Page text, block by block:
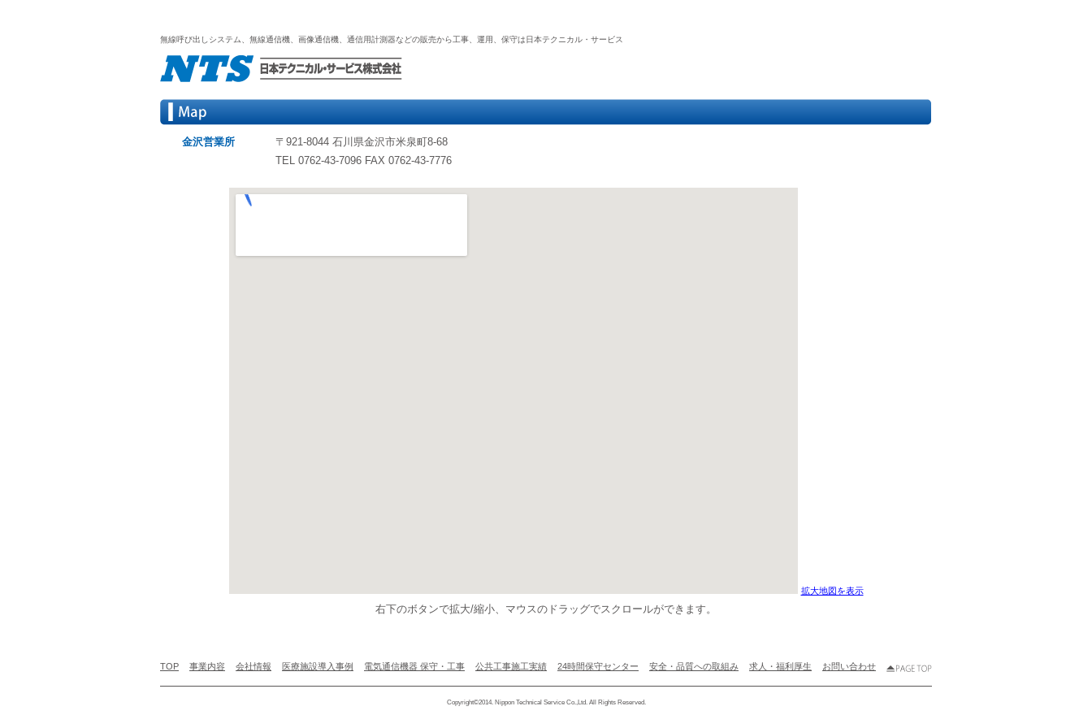
無線呼び出しシステム、無線通信機、画像通信機、通信用計測器などの販売から工事、運用、保守は日本テクニカル・サービス
金沢営業所
〒921-8044 石川県金沢市米泉町8-68
TEL 0762-43-7096 FAX 0762-43-7776
拡大地図を表示
右下のボタンで拡大/縮小、マウスのドラッグでスクロールができます。
TOP 事業内容 会社情報 医療施設導入事例 電気通信機器 保守・工事 公共工事施工実績 24時間保守センター 安全・品質への取組み 求人・福利厚生 お問い合わせ
Copyright©2014. Nippon Technical Service Co.,Ltd. All Rights Reserved.